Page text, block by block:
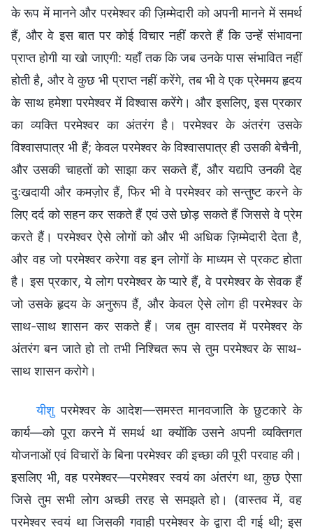
के रूप में मानने और परमेश्वर की ज़िम्मेदारी को अपनी मानने में समर्थ
हैं, और वे इस बात पर कोई विचार नहीं करते हैं कि उन्हें संभावना
प्राप्त होगी या खो जाएगी: यहाँ तक कि जब उनके पास संभावित नहीं
होती है, और वे कुछ भी प्राप्त नहीं करेंगे, तब भी वे एक प्रेममय हृदय
के साथ हमेशा परमेश्वर में विश्वास करेंगे। और इसलिए, इस प्रकार
का व्यक्ति परमेश्वर का अंतरंग है। परमेश्वर के अंतरंग उसके
विश्वासपात्र भी हैं; केवल परमेश्वर के विश्वासपात्र ही उसकी बेचैनी,
और उसकी चाहतों को साझा कर सकते हैं, और यद्यपि उनकी देह
दुःखदायी और कमज़ोर हैं, फिर भी वे परमेश्वर को सन्तुष्ट करने के
लिए दर्द को सहन कर सकते हैं एवं उसे छोड़ सकते हैं जिससे वे प्रेम
करते हैं। परमेश्वर ऐसे लोगों को और भी अधिक ज़िम्मेदारी देता है,
और वह जो परमेश्वर करेगा वह इन लोगों के माध्यम से प्रकट होता
है। इस प्रकार, ये लोग परमेश्वर के प्यारे हैं, वे परमेश्वर के सेवक हैं
जो उसके हृदय के अनुरूप हैं, और केवल ऐसे लोग ही परमेश्वर के
साथ-साथ शासन कर सकते हैं। जब तुम वास्तव में परमेश्वर के
अंतरंग बन जाते हो तो तभी निश्चित रूप से तुम परमेश्वर के साथ-
साथ शासन करोगे।
यीशु परमेश्वर के आदेश—समस्त मानवजाति के छुटकारे के
कार्य—को पूरा करने में समर्थ था क्योंकि उसने अपनी व्यक्तिगत
योजनाओं एवं विचारों के बिना परमेश्वर की इच्छा की पूरी परवाह की।
इसलिए भी, वह परमेश्वर—परमेश्वर स्वयं का अंतरंग था, कुछ ऐसा
जिसे तुम सभी लोग अच्छी तरह से समझते हो। (वास्तव में, वह
परमेश्वर स्वयं था जिसकी गवाही परमेश्वर के द्वारा दी गई थी; इस